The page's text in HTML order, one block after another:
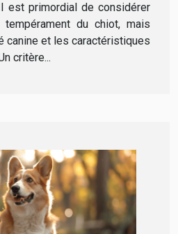
est primordial de considérer
du chiot, mais
canine et les caractéristiques
critère...